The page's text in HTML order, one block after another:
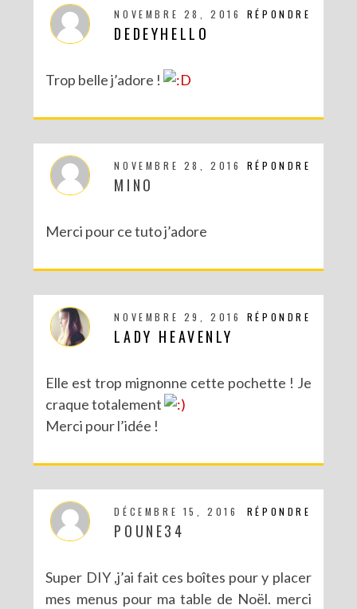
RÉPONDRE
NOVEMBRE 28, 2016
DEDEYHELLO
Trop belle j’adore !
RÉPONDRE
NOVEMBRE 28, 2016
MINO
Merci pour ce tuto j’adore
RÉPONDRE
NOVEMBRE 29, 2016
LADY HEAVENLY
Elle est trop mignonne cette pochette ! Je
craque totalement
Merci pour l’idée !
RÉPONDRE
DÉCEMBRE 15, 2016
POUNE34
Super DIY ,j’ai fait ces boîtes pour y placer
mes menus pour ma table de Noël. merci